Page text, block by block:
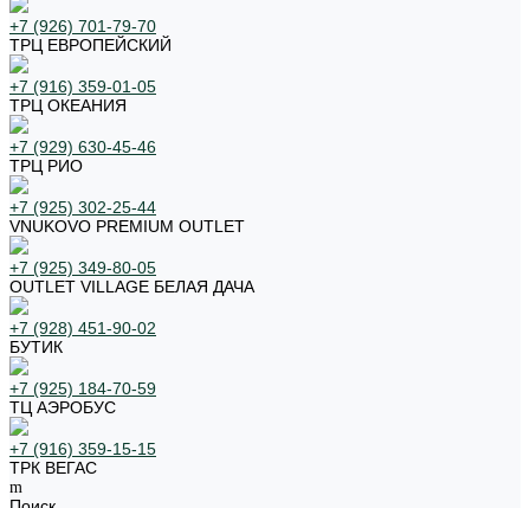
+7 (926) 701-79-70
ТРЦ ЕВРОПЕЙСКИЙ
+7 (916) 359-01-05
ТРЦ ОКЕАНИЯ
+7 (929) 630-45-46
ТРЦ РИО
+7 (925) 302-25-44
VNUKOVO PREMIUM OUTLET
+7 (925) 349-80-05
OUTLET VILLAGE БЕЛАЯ ДАЧА
+7 (928) 451-90-02
БУТИК
+7 (925) 184-70-59
ТЦ АЭРОБУС
+7 (916) 359-15-15
ТРК ВЕГАС